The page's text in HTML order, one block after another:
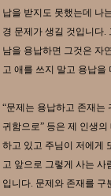
납을 받지도 못했는데 나
경 문제가 생길 것입니다.
남을 용납하면 그것은 자
고 애를 쓰지 말고 용납을
“문제는 용납하고 존재는
귀함으로” 등은 제 인생
하고 있고 주님이 저에게
고 앞으로 그렇게 사는 사
입니다. 문제와 존재를 구